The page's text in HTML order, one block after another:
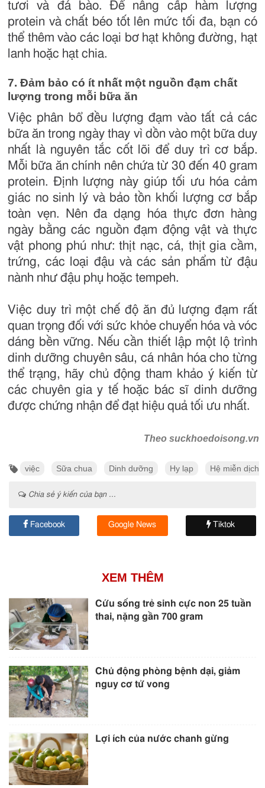
tươi và đá bào. Để nâng cấp hàm lượng
protein và chất béo tốt lên mức tối đa, bạn có
thể thêm vào các loại bơ hạt không đường, hạt
lanh hoặc hạt chia.
7. Đảm bảo có ít nhất một nguồn đạm chất
lượng trong mỗi bữa ăn
Việc phân bổ đều lượng đạm vào tất cả các
bữa ăn trong ngày thay vì dồn vào một bữa duy
nhất là nguyên tắc cốt lõi để duy trì cơ bắp.
Mỗi bữa ăn chính nên chứa từ 30 đến 40 gram
protein. Định lượng này giúp tối ưu hóa cảm
giác no sinh lý và bảo tồn khối lượng cơ bắp
toàn vẹn. Nên đa dạng hóa thực đơn hàng
ngày bằng các nguồn đạm động vật và thực
vật phong phú như: thịt nạc, cá, thịt gia cầm,
trứng, các loại đậu và các sản phẩm từ đậu
nành như đậu phụ hoặc tempeh.
Việc duy trì một chế độ ăn đủ lượng đạm rất
quan trọng đối với sức khỏe chuyển hóa và vóc
dáng bền vững. Nếu cần thiết lập một lộ trình
dinh dưỡng chuyên sâu, cá nhân hóa cho từng
thể trạng, hãy chủ động tham khảo ý kiến từ
các chuyên gia y tế hoặc bác sĩ dinh dưỡng
được chứng nhận để đạt hiệu quả tối ưu nhất.
Theo suckhoedoisong.vn
việc Sữa chua Dinh dưỡng Hy lạp Hệ miễn dịch
Chia sẻ ý kiến của bạn ...
Facebook Google News Tiktok
XEM THÊM
Cứu sống trẻ sinh cực non 25 tuần
thai, nặng gần 700 gram
Chủ động phòng bệnh dại, giảm
nguy cơ tử vong
Lợi ích của nước chanh gừng